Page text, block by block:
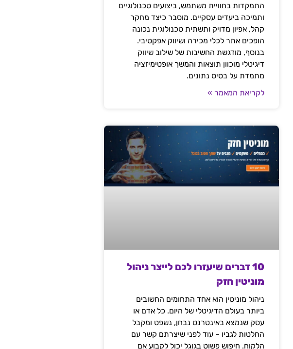
התמקדות בחוויית משתמש, ביצועים טכנולוגיים
ותמיכה ביעדים עסקיים. מוסבר כיצד מחקר
קהל, אפיון מדויק ותשתית טכנולוגית נכונה
הופכים אתר לכלי מכירה ושיווק אפקטיבי.
בנוסף, מודגשת החשיבות של שילוב שיווק
דיגיטלי מוכוון תוצאות והמשך אופטימיזציה
מתמדת על בסיס נתונים.
לקריאת המאמר »
10 דברים שיעזרו לכם לייצר ניהול
מוניטין חזק
ניהול מוניטין הוא אחד התחומים החשובים
ביותר בעולם הדיגיטלי של היום. כל אדם או
עסק שנמצא באינטרנט נבחן, נשפט ומקבל
החלטות לגביו – עוד לפני שיצרתם קשר עם
הלקוח. חיפוש פשוט בגוגל יכול לקבוע אם